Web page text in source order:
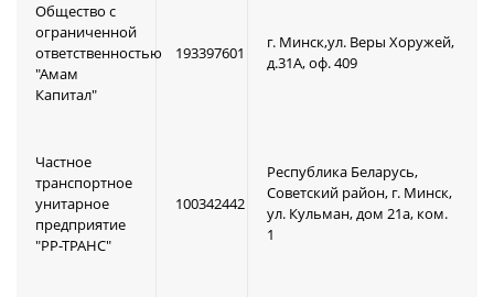
Общество с
ограниченной
ответственностью
"Амам
Капитал"
193397601
г. Минск,ул. Веры Хоружей,
д.31А, оф. 409
Частное
транспортное
унитарное
предприятие
"РР-ТРАНС"
100342442
Республика Беларусь,
Советский район, г. Минск,
ул. Кульман, дом 21а, ком.
1